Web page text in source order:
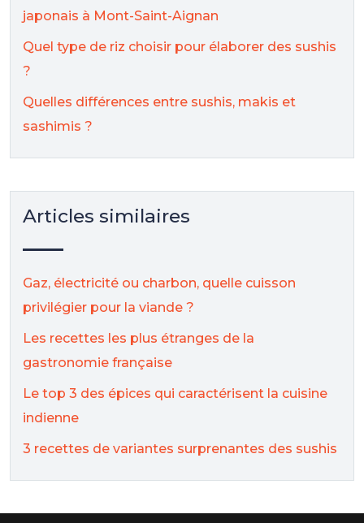
japonais à Mont-Saint-Aignan
Quel type de riz choisir pour élaborer des sushis
?
Quelles différences entre sushis, makis et
sashimis ?
Articles similaires
Gaz, électricité ou charbon, quelle cuisson
privilégier pour la viande ?
Les recettes les plus étranges de la
gastronomie française
Le top 3 des épices qui caractérisent la cuisine
indienne
3 recettes de variantes surprenantes des sushis